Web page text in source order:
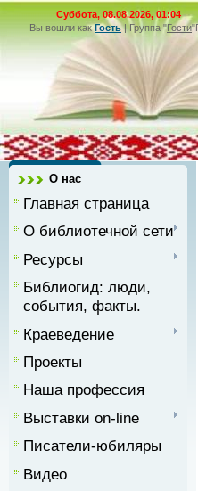
Суббота, 08.08.2026, 01:04
Вы вошли как Гость|Группа"Гости"
О нас
Главная страница
О библиотечной сети
Ресурсы
Библиогид: люди,
события, факты.
Краеведение
Проекты
Наша профессия
Выставки on-line
Писатели-юбиляры
Видео